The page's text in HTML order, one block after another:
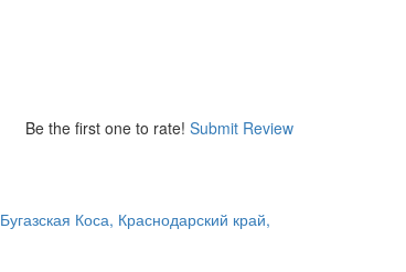
Be the first one to rate! Submit Review
Бугазская Коса, Краснодарский край,